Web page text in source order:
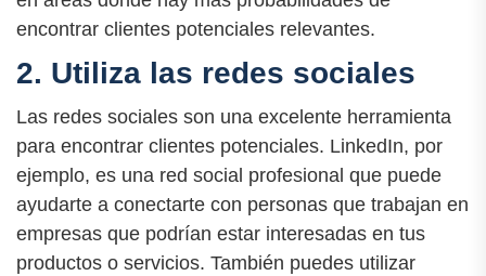
encontrar clientes potenciales relevantes.
2. Utiliza las redes sociales
Las redes sociales son una excelente herramienta
para encontrar clientes potenciales. LinkedIn, por
ejemplo, es una red social profesional que puede
ayudarte a conectarte con personas que trabajan en
empresas que podrían estar interesadas en tus
productos o servicios. También puedes utilizar